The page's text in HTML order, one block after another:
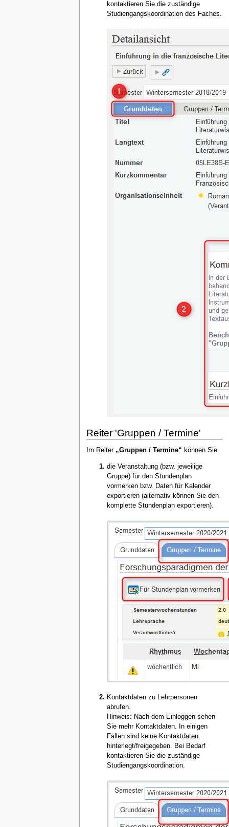
kontaktieren Sie die zuständige
Studiengangskoordination des Faches.
Reiter 'Gruppen / Termine'
Im Reiter „Gruppen / Termine“ können Sie
die Veranstaltung (bzw. jeweilige
Gruppe) für den Stundenplan
vormerken bzw. Daten für Kalender
exportieren (alternativ können Sie den
komplette Stundenplan exportieren).
Kontaktdaten zu Lehrpersonen
abrufen.
Hinweis: Nach dem Einloggen sehen
Sie mehr Kontaktdaten. In einigen
Fällen sind keine Kontaktdaten
hinterlegt/freigegeben. Bei Bedarf
kontaktieren Sie die zuständige
Studiengangskoordination.